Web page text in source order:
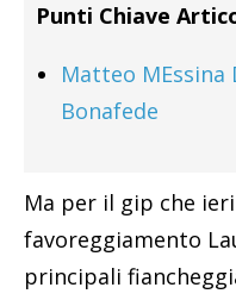
Punti Chiave
Matteo MEssina
Bonafede
Ma per il gip che
favoreggiamento
principali